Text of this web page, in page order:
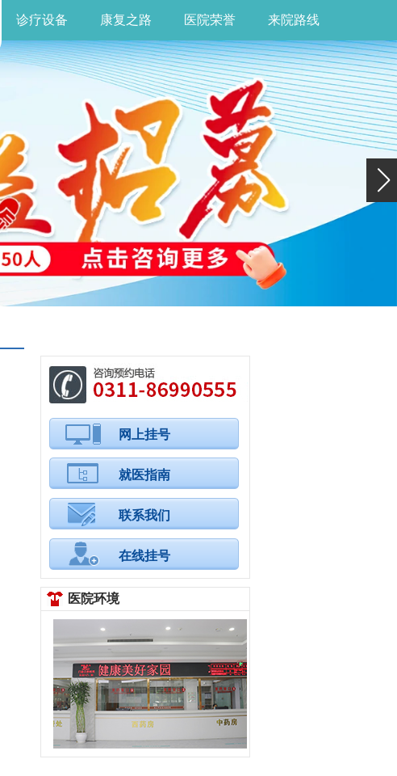
诊疗设备 康复之路 医院荣誉 来院路线
网上挂号
就医指南
联系我们
在线挂号
医院环境